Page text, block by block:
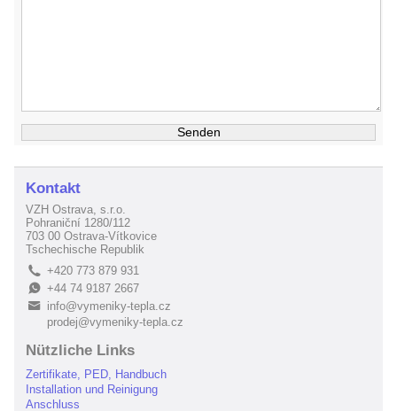
Kontakt
VZH Ostrava, s.r.o.
Pohraniční 1280/112
703 00 Ostrava-Vítkovice
Tschechische Republik
L +420 773 879 931
E+44 74 9187 2667
B
info@vymeniky-tepla.cz
prodej@vymeniky-tepla.cz
Nützliche Links
Zertifikate, PED, Handbuch
Installation und Reinigung
Anschluss